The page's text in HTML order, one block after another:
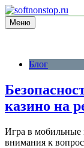
Перейти
к
содержимому
информационный
Меню
Блог
казино на
Игра в мобильные
внимания к